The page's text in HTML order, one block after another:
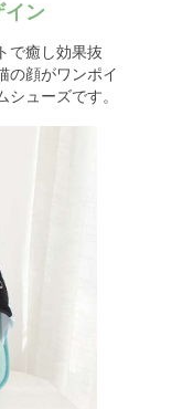
イン
で癒し効果抜
の顔がワンポイ
ューズです。